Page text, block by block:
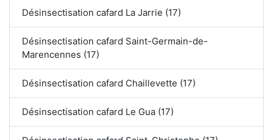
Désinsectisation cafard La Jarrie (17)
Désinsectisation cafard Saint-Germain-de-
Marencennes (17)
Désinsectisation cafard Chaillevette (17)
Désinsectisation cafard Le Gua (17)